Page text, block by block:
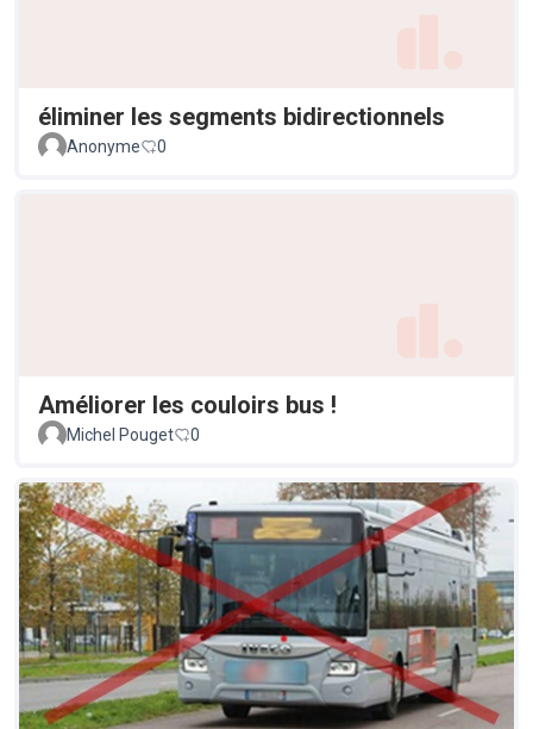
éliminer les segments bidirectionnels
Anonyme 0
Améliorer les couloirs bus !
Michel Pouget 0